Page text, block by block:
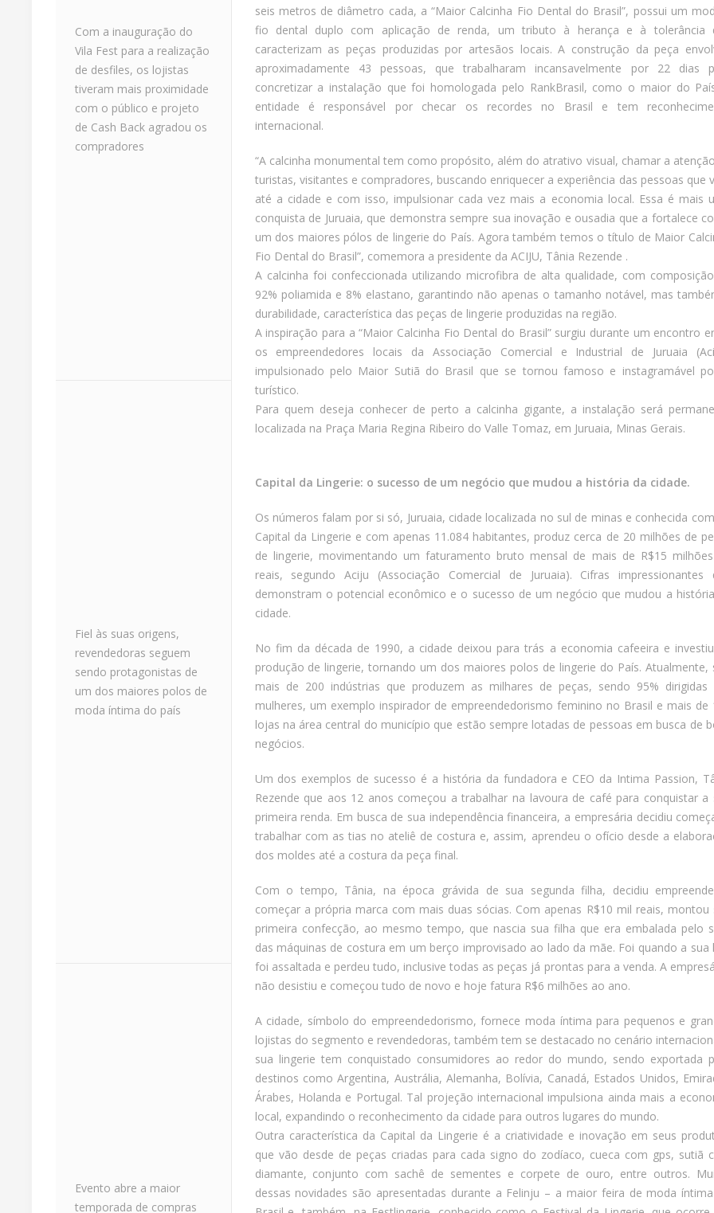
Com a inauguração do
Vila Fest para a realização
de desfiles, os lojistas
tiveram mais proximidade
com o público e projeto
de Cash Back agradou os
compradores
Fiel às suas origens,
revendedoras seguem
sendo protagonistas de
um dos maiores polos de
moda íntima do país
Evento abre a maior
temporada de compras
seis metros de diâmetro cada, a “Maior Calcinha Fio Dental do Brasil”, possui um
fio dental duplo com aplicação de renda, um tributo à herança e à tolerância
caracterizam as peças produzidas por artesãos locais. A construção da peça
aproximadamente 43 pessoas, que trabalharam incansavelmente por 22 dias
concretizar a instalação que foi homologada pelo RankBrasil, como o maior do
entidade é responsável por checar os recordes no Brasil e tem
internacional.
“A calcinha monumental tem como propósito, além do atrativo visual, chamar a
turistas, visitantes e compradores, buscando enriquecer a experiência das pessoas que
até a cidade e com isso, impulsionar cada vez mais a economia local. Essa é mais
conquista de Juruaia, que demonstra sempre sua inovação e ousadia que a fortalece
um dos maiores pólos de lingerie do País. Agora também temos o título de Maior
Fio Dental do Brasil”, comemora a presidente da ACIJU, Tânia Rezende .
A calcinha foi confeccionada utilizando microfibra de alta qualidade, com
92% poliamida e 8% elastano, garantindo não apenas o tamanho notável, mas
durabilidade, característica das peças de lingerie produzidas na região.
A inspiração para a “Maior Calcinha Fio Dental do Brasil” surgiu durante um encontro
os empreendedores locais da Associação Comercial e Industrial de Juruaia
impulsionado pelo Maior Sutiã do Brasil que se tornou famoso e instagramável
turístico.
Para quem deseja conhecer de perto a calcinha gigante, a instalação será
localizada na Praça Maria Regina Ribeiro do Valle Tomaz, em Juruaia, Minas Gerais.
Capital da Lingerie: o sucesso de um negócio que mudou a história da cidade.
Os números falam por si só, Juruaia, cidade localizada no sul de minas e conhecida
Capital da Lingerie e com apenas 11.084 habitantes, produz cerca de 20 milhões de
de lingerie, movimentando um faturamento bruto mensal de mais de R$15
reais, segundo Aciju (Associação Comercial de Juruaia). Cifras impressionantes
demonstram o potencial econômico e o sucesso de um negócio que mudou a
cidade.
No fim da década de 1990, a cidade deixou para trás a economia cafeeira e
produção de lingerie, tornando um dos maiores polos de lingerie do País. Atualmente,
mais de 200 indústrias que produzem as milhares de peças, sendo 95% dirigidas
mulheres, um exemplo inspirador de empreendedorismo feminino no Brasil e mais de
lojas na área central do município que estão sempre lotadas de pessoas em busca de
negócios.
Um dos exemplos de sucesso é a história da fundadora e CEO da Intima Passion,
Rezende que aos 12 anos começou a trabalhar na lavoura de café para conquistar a
primeira renda. Em busca de sua independência financeira, a empresária decidiu
trabalhar com as tias no ateliê de costura e, assim, aprendeu o ofício desde a
dos moldes até a costura da peça final.
Com o tempo, Tânia, na época grávida de sua segunda filha, decidiu
começar a própria marca com mais duas sócias. Com apenas R$10 mil reais, montou
primeira confecção, ao mesmo tempo, que nascia sua filha que era embalada pelo
das máquinas de costura em um berço improvisado ao lado da mãe. Foi quando a sua
foi assaltada e perdeu tudo, inclusive todas as peças já prontas para a venda. A
não desistiu e começou tudo de novo e hoje fatura R$6 milhões ao ano.
A cidade, símbolo do empreendedorismo, fornece moda íntima para pequenos e
lojistas do segmento e revendedoras, também tem se destacado no cenário
sua lingerie tem conquistado consumidores ao redor do mundo, sendo exportada
destinos como Argentina, Austrália, Alemanha, Bolívia, Canadá, Estados Unidos,
Árabes, Holanda e Portugal. Tal projeção internacional impulsiona ainda mais a
local, expandindo o reconhecimento da cidade para outros lugares do mundo.
Outra característica da Capital da Lingerie é a criatividade e inovação em seus
que vão desde de peças criadas para cada signo do zodíaco, cueca com gps, sutiã
diamante, conjunto com sachê de sementes e corpete de ouro, entre outros.
dessas novidades são apresentadas durante a Felinju – a maior feira de moda